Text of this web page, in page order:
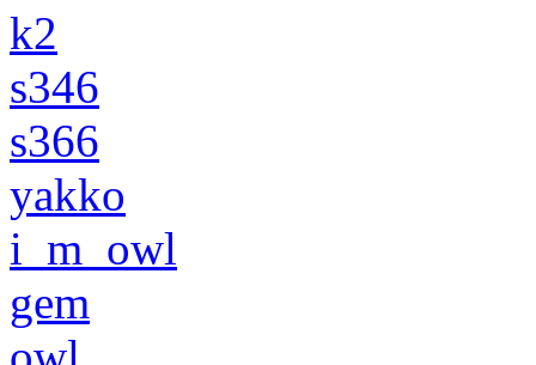
k2
s346
s366
yakko
i_m_owl
gem